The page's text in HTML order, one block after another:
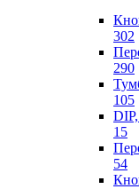
302
290
105
15
54